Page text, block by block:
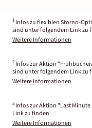
1 Infos zu flexiblen Storno-
sind unter folgendem Link zu
Weitere Informationen
2 Infos zur Aktion
sind unter folgendem Link zu
Weitere Informationen
3 Infos zur Aktion "Last
Link zu finden.
Weitere Informationen